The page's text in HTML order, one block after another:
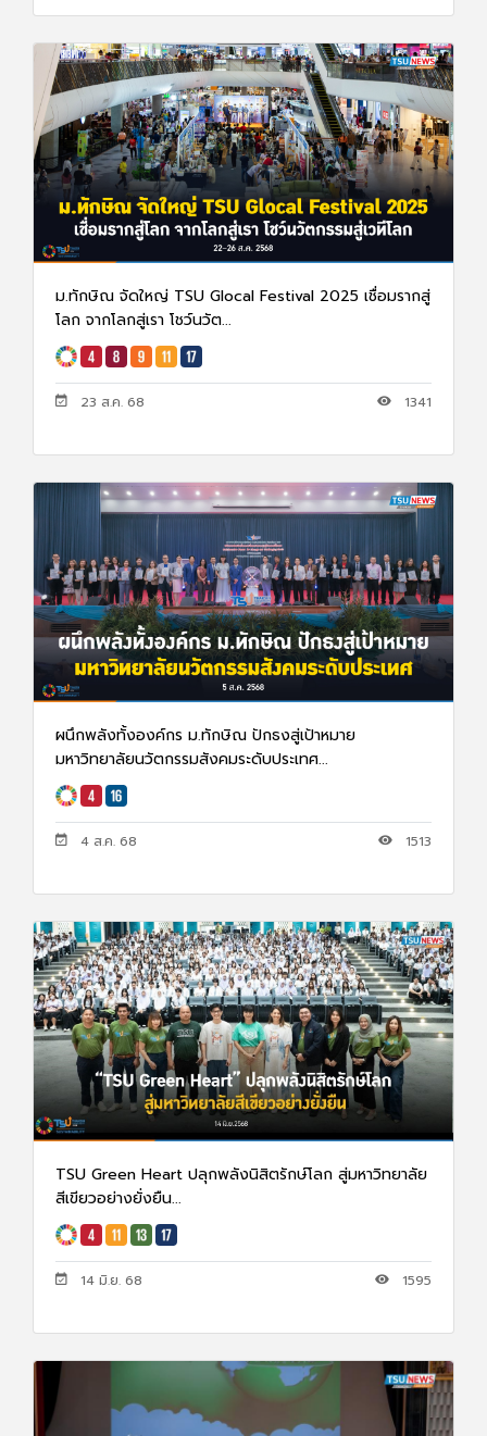
ม.ทักษิณ จัดใหญ่ TSU Glocal Festival 2025 เชื่อมรากสู่
โลก จากโลกสู่เรา โชว์นวัต...
23 ส.ค. 68 1341
ผนึกพลังทั้งองค์กร ม.ทักษิณ ปักธงสู่เป้าหมาย
มหาวิทยาลัยนวัตกรรมสังคมระดับประเทศ...
4 ส.ค. 68 1513
TSU Green Heart ปลุกพลังนิสิตรักษ์โลก สู่มหาวิทยาลัย
สีเขียวอย่างยั่งยืน...
14 มิ.ย. 68 1595